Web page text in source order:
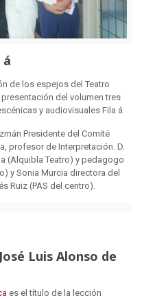
á
de los espejos del Teatro
del volumen tres
y audiovisuales Fila á
Presidente del Comité
profesor de Interpretación. D.
(Alquibla Teatro) y pedagogo
y Sonia Murcia directora del
Ruiz (PAS del centro).
Luis Alonso de
es el título de la lección